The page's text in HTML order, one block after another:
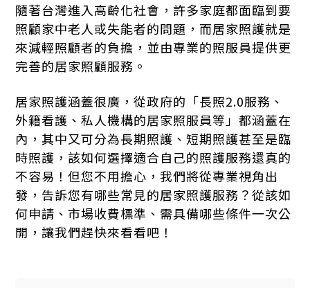
隨著台灣進入高齡化社會，許多家庭都面臨到要
照顧家中老人或失能者的問題，而居家照護就是
來減輕照顧者的負擔，並由專業的照服員提供更
完善的居家照顧服務。
居家照護涵蓋很廣，從政府的「長照2.0服務、
外籍看護、私人機構的居家照服員等」都涵蓋在
內，其中又可分為長期照護、短期照護甚至是臨
時照護，該如何選擇適合自己的照護服務還真的
不容易！但您不用擔心，我們將從專業視角出
發，告訴您有哪些常見的居家照護服務？從該如
何申請、市場收費標準、需具備哪些條件一次公
開，讓我們趕快來看看吧！